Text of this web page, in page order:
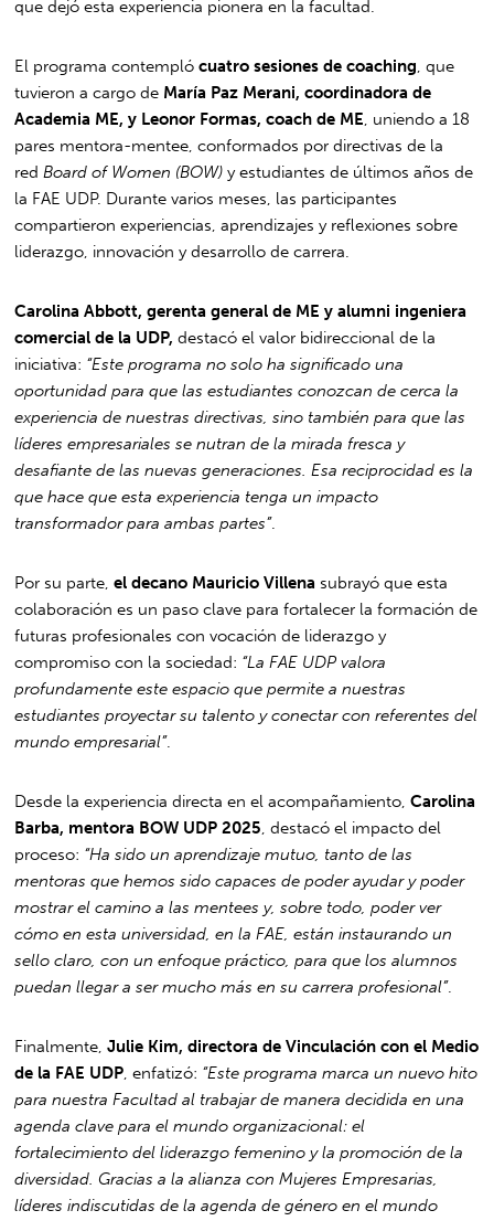
que dejó esta experiencia pionera en la facultad.
El programa contemplócuatro sesiones de coaching , que
tuvieron a cargo de María Paz Merani, coordinadora de
Academia ME, y Leonor Formas, coach de ME , uniendo a 18
pares mentora-mentee, conformados por directivas de la
red Board of Women (BOW) y estudiantes de últimos años de
la FAE UDP. Durante varios meses, las participantes
compartieron experiencias, aprendizajes y reflexiones sobre
liderazgo, innovación y desarrollo de carrera.
Carolina Abbott, gerenta general de ME y alumni ingeniera
comercial de la UDP, destacó el valor bidireccional de la
iniciativa: “Este programa no solo ha significado una
oportunidad para que las estudiantes conozcan de cerca la
experiencia de nuestras directivas, sino también para que las
líderes empresariales se nutran de la mirada fresca y
desafiante de las nuevas generaciones. Esa reciprocidad es la
que hace que esta experiencia tenga un impacto
transformador para ambas partes”.
Por su parte,el decano Mauricio Villena subrayó que esta
colaboración es un paso clave para fortalecer la formación de
futuras profesionales con vocación de liderazgo y
compromiso con la sociedad: “La FAE UDP valora
profundamente este espacio que permite a nuestras
estudiantes proyectar su talento y conectar con referentes del
mundo empresarial”.
Desde la experiencia directa en el acompañamiento,Carolina
Barba, mentora BOW UDP 2025 , destacó el impacto del
proceso: “Ha sido un aprendizaje mutuo, tanto de las
mentoras que hemos sido capaces de poder ayudar y poder
mostrar el camino a las mentees y, sobre todo, poder ver
cómo en esta universidad, en la FAE, están instaurando un
sello claro, con un enfoque práctico, para que los alumnos
puedan llegar a ser mucho más en su carrera profesional”.
Finalmente,Julie Kim, directora de Vinculación con el Medio
de la FAE UDP , enfatizó: “Este programa marca un nuevo hito
para nuestra Facultad al trabajar de manera decidida en una
agenda clave para el mundo organizacional: el
fortalecimiento del liderazgo femenino y la promoción de la
diversidad. Gracias a la alianza con Mujeres Empresarias,
líderes indiscutidas de la agenda de género en el mundo